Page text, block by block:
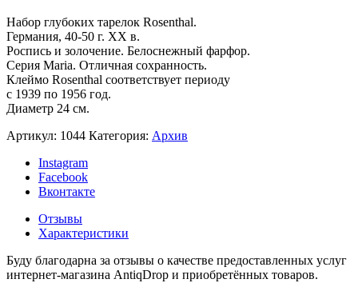
Набор глубоких тарелок Rosenthal.
Германия, 40-50 г. XX в.
Роспись и золочение. Белоснежный фарфор.
Серия Maria. Отличная сохранность.
Клеймо Rosenthal соответствует периоду
с 1939 по 1956 год.
Диаметр 24 см.
Артикул: 1044 Категория: Архив
Instagram
Facebook
Вконтакте
Отзывы
Характеристики
Буду благодарна за отзывы о качестве предоставленных услуг
интернет-магазина AntiqDrop и приобретённых товаров.